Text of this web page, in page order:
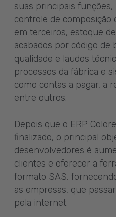
suas principais
controle de composição
em terceiros, estoque
acabados por código de
qualidade e laudos
processos da fábrica e
como contas a pagar, a
entre outros.
Depois que o ERP
finalizado, o principal
desenvolvedores é
clientes e oferecer a
formato SAS,
as empresas, que
pela internet.